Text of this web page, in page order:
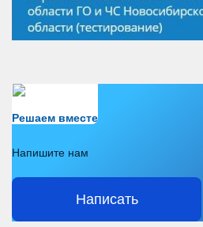
Решаем вместе
Напишите нам
Написать